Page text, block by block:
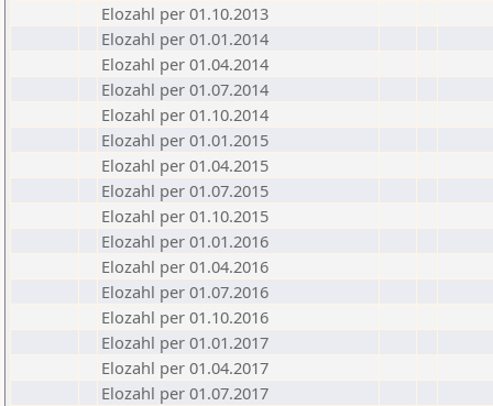
Elozahl per 01.10.2013
Elozahl per 01.01.2014
Elozahl per 01.04.2014
Elozahl per 01.07.2014
Elozahl per 01.10.2014
Elozahl per 01.01.2015
Elozahl per 01.04.2015
Elozahl per 01.07.2015
Elozahl per 01.10.2015
Elozahl per 01.01.2016
Elozahl per 01.04.2016
Elozahl per 01.07.2016
Elozahl per 01.10.2016
Elozahl per 01.01.2017
Elozahl per 01.04.2017
Elozahl per 01.07.2017